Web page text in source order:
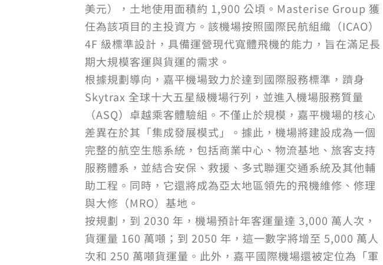
美元），土地使用面積約 1,900 公頃。Masterise Group 獲
任為該項目的主投資方。該機場按照國際民航組織（ICAO）
4F 級標準設計，具備運營現代寬體飛機的能力，旨在滿足長
期大規模客運與貨運的需求。
根據規劃導向，嘉平機場致力於達到國際服務標準，躋身
Skytrax 全球十大五星級機場行列，並進入機場服務質量
（ASQ）卓越乘客體驗組。不僅止於規模，嘉平機場的核心
差異在於其「集成發展模式」。據此，機場將建設成為一個
完整的航空生態系統，包括商業中心、物流基地、旅客支持
服務體系，並結合安保、救援、多式聯運交通系統及其他輔
助工程。同時，它還將成為亞太地區領先的飛機維修、修理
與大修（MRO）基地。
按規劃，到 2030 年，機場預計年客運量達 3,000 萬人次，
貨運量 160 萬噸；到 2050 年，這一數字將增至 5,000 萬人
次和 250 萬噸貨運量。此外，嘉平國際機場還被定位為「軍